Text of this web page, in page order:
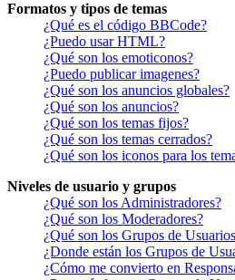
Formatos y tipos de temas
¿Qué es el código BBCode?
¿Puedo usar HTML?
¿Qué son los emoticonos?
¿Puedo publicar imagenes?
¿Qué son los anuncios globales?
¿Qué son los anuncios?
¿Qué son los temas fijos?
¿Qué son los temas cerrados?
¿Qué son los iconos para los
Niveles de usuario y grupos
¿Qué son los Administradores?
¿Qué son los Moderadores?
¿Qué son los Grupos de
¿Donde están los Grupos de
¿Cómo me convierto en